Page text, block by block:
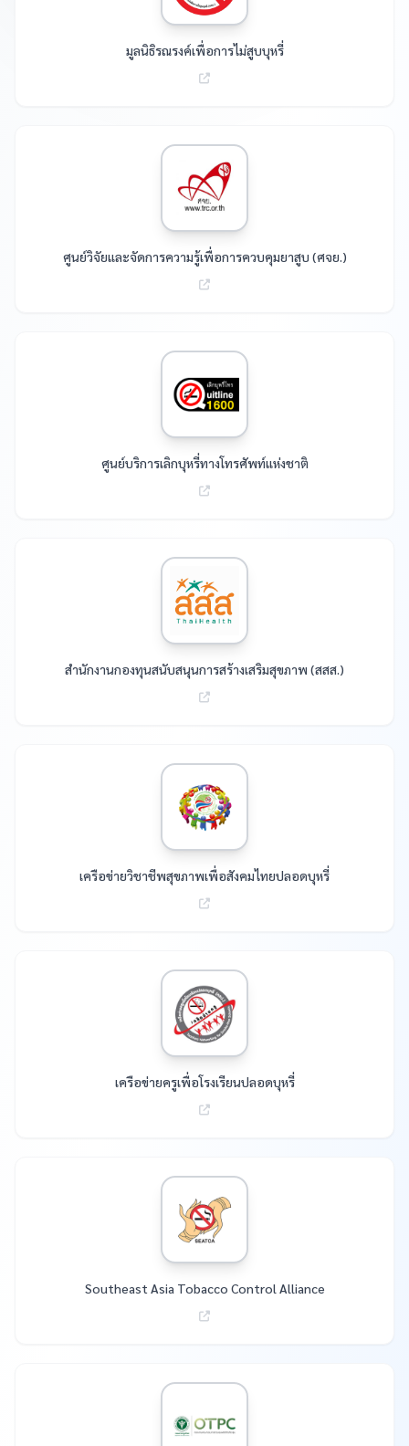
มูลนิธิรณรงค์เพื่อการไม่สูบบุหรี่
ศูนย์วิจัยและจัดการความรู้เพื่อการควบคุมยาสูบ (ศจย.)
ศูนย์บริการเลิกบุหรี่ทางโทรศัพท์แห่งชาติ
สำนักงานกองทุนสนับสนุนการสร้างเสริมสุขภาพ (สสส.)
เครือข่ายวิชาชีพสุขภาพเพื่อสังคมไทยปลอดบุหรี่
เครือข่ายครูเพื่อโรงเรียนปลอดบุหรี่
Southeast Asia Tobacco Control Alliance